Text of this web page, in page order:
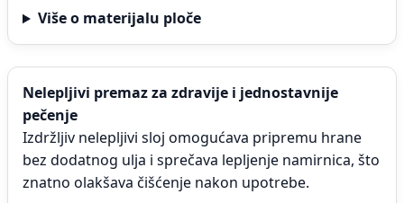
Više o materijalu ploče
Nelepljivi premaz za zdravije i jednostavnije
pečenje
Izdržljiv nelepljivi sloj omogućava pripremu hrane
bez dodatnog ulja i sprečava lepljenje namirnica, što
znatno olakšava čišćenje nakon upotrebe.